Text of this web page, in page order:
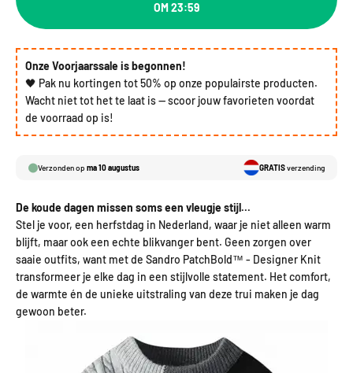
OM 23:59
Onze Voorjaarssale is begonnen!
🖤 Pak nu kortingen tot 50% op onze populairste producten.
Wacht niet tot het te laat is — scoor jouw favorieten voordat
de voorraad op is!
Verzonden op ma 10 augustus GRATISverzending
De koude dagen missen soms een vleugje stijl...
Stel je voor, een herfstdag in Nederland, waar je niet alleen warm
blijft, maar ook een echte blikvanger bent. Geen zorgen over
saaie outfits, want met de Sandro PatchBold™ - Designer Knit
transformeer je elke dag in een stijlvolle statement. Het comfort,
de warmte én de unieke uitstraling van deze trui maken je dag
gewoon beter.